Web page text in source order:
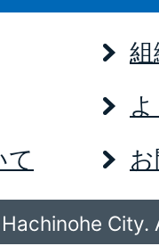
て
City.